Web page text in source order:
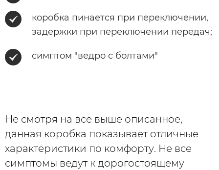
коробка пинается при переключении,
задержки при переключении передач;
симптом "ведро с болтами"
Не смотря на все выше описанное,
данная коробка показывает отличные
характеристики по комфорту. Не все
симптомы ведут к дорогостоящему